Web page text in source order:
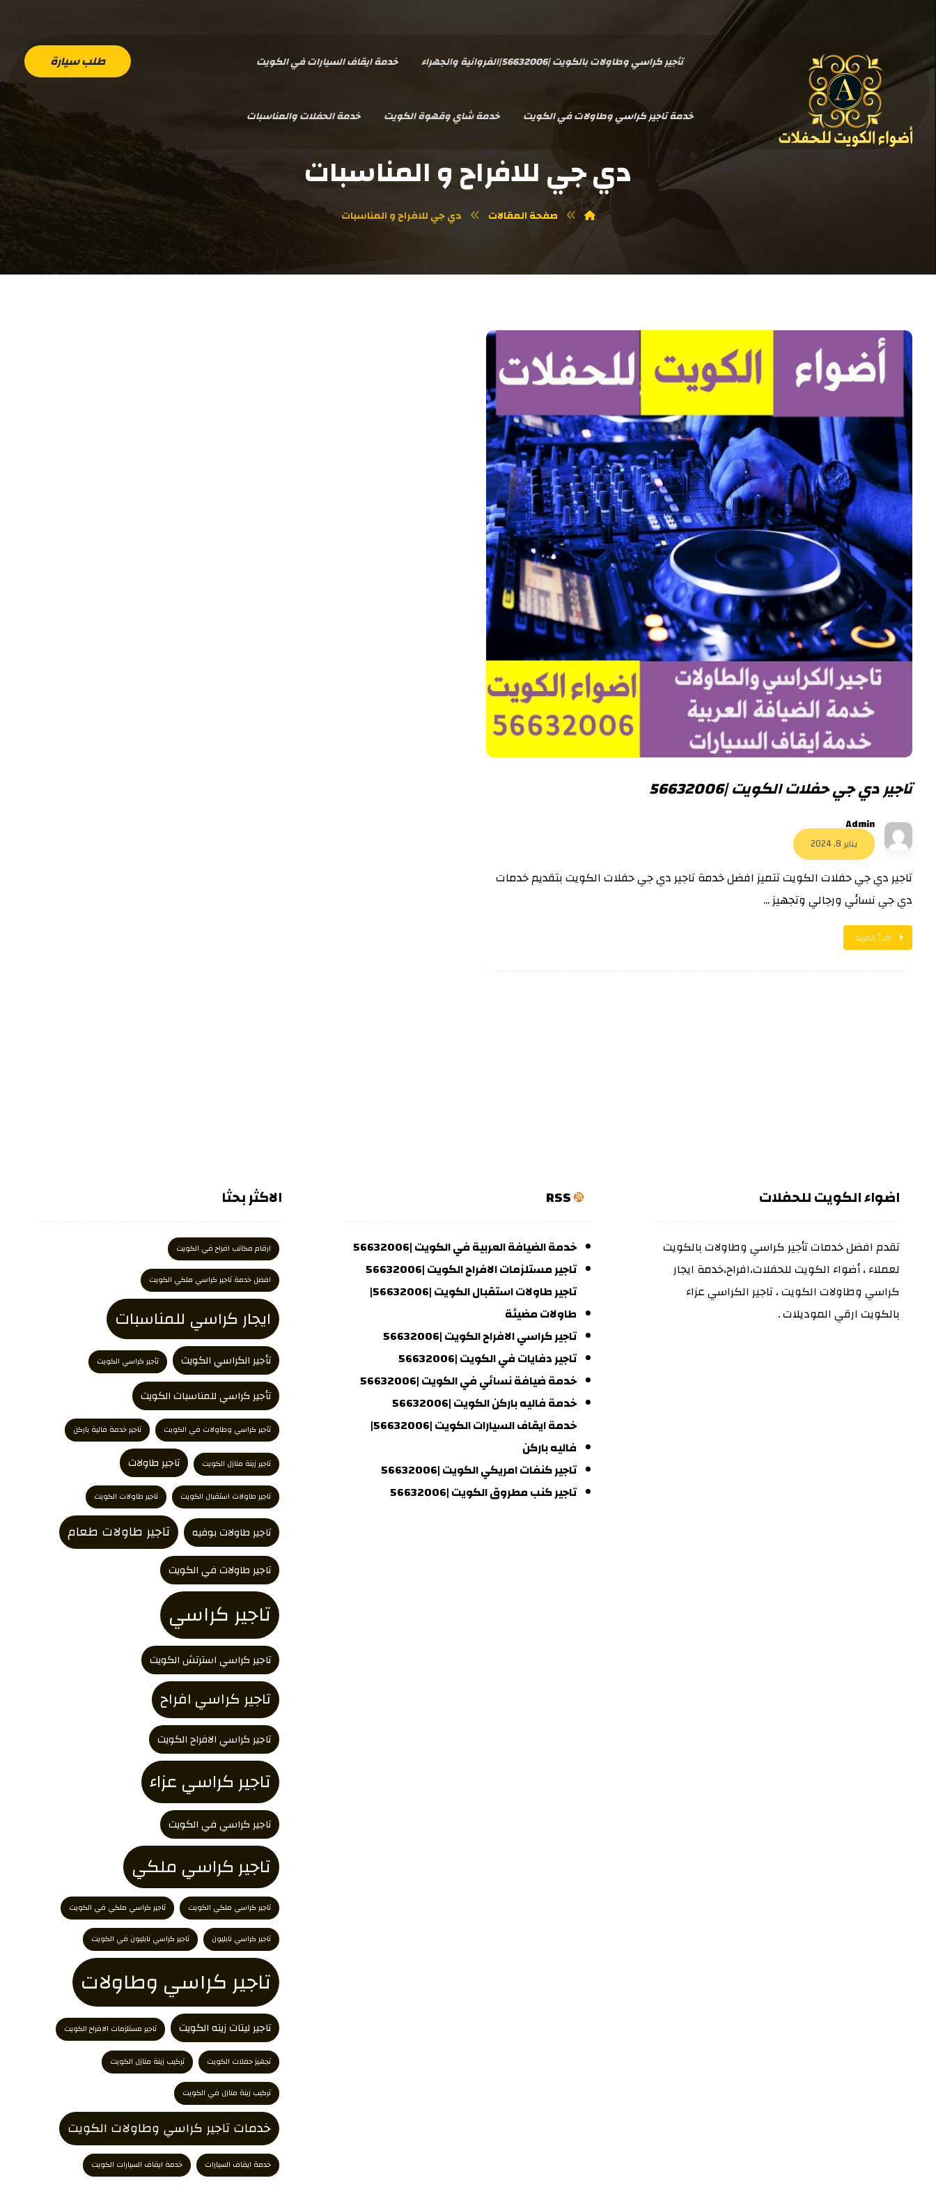
تأجير كراسي وطاولات بالكويت |56632006|الفروانية والجهراء خدمة ايقاف السيارات في الكويت
خدمة تاجير كراسي وطاولات في الكويت خدمة شاي وقهوة الكويت خدمة الحفلات والمناسبات
طلب سيارة
دي جي للافراح و المناسبات
صفحة المقالات دي جي للافراح و المناسبات
تاجير دي جي حفلات الكويت |56632006
Admin
يناير 8, 2024
تاجير دي جي حفلات الكويت تتميز افضل خدمة تاجير دي جي حفلات الكويت بتقديم خدمات
دي جي نسائي ورجالي وتجهيز ...
اقرأ المزيد
اضواء الكويت للحفلات
تقدم افضل خدمات تأجير كراسي وطاولات بالكويت
لعملاء ، أضواء الكويت للحفلات،افراح،خدمة ايجار
كراسي وطاولات الكويت ، تاجير الكراسي عزاء
بالكويت ارقي الموديلات .
RSS
خدمة الضيافة العربية في الكويت |56632006
تاجير مستلزمات الافراح الكويت |56632006
تاجير طاولات استقبال الكويت |56632006|
طاولات مضيئة
تاجير كراسي الافراح الكويت |56632006
تاجير دفايات في الكويت |56632006
خدمة ضيافة نسائي في الكويت |56632006
خدمة فاليه باركن الكويت |56632006
خدمة ايقاف السيارات الكويت |56632006|
فاليه باركن
تاجير كنفات امريكي الكويت |56632006
تاجير كنب مطروق الكويت |56632006
الاكثر بحثا
ارقام مكاتب افراح في الكويت
افضل خدمة تاجير كراسي ملكي الكويت
ايجار كراسي للمناسبات
تأجير الكراسي الكويت تأجير كراسي الكويت
تأجير كراسي للمناسبات الكويت
تأجير كراسي وطاولات في الكويت تاجير خدمة فالية باركن
تاجير زينة منازل الكويت تاجير طاولات
تاجير طاولات استقبال الكويت تاجير طاولات الكويت
تاجير طاولات بوفيه تاجير طاولات طعام
تاجير طاولات في الكويت
تاجير كراسي
تاجير كراسي استرتش الكويت
تاجير كراسي افراح
تاجير كراسي الافراح الكويت
تاجير كراسي عزاء
تاجير كراسي في الكويت
تاجير كراسي ملكي
تاجير كراسي ملكي الكويت تاجير كراسي ملكي في الكويت
تاجير كراسي نابليون تاجير كراسي نابليون في الكويت
تاجير كراسي وطاولات
تاجير ليتات زينه الكويت تاجير مستلزمات الافراح الكويت
تجهيز حفلات الكويت تركيب زينة منازل الكويت
تركيب زينة منازل في الكويت
خدمات تاجير كراسي وطاولات الكويت
خدمة ايقاف السيارات خدمة ايقاف السيارات الكويت